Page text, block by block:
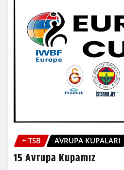
+ TSB AVRUPA KUPALARI
15 Avrupa Kupamız